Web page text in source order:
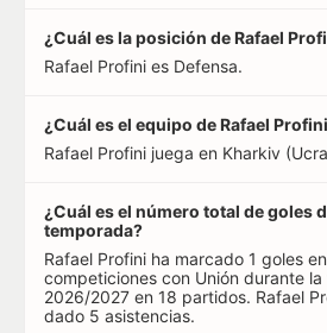
¿Cuál es la posición de Rafael
Rafael Profini es Defensa.
¿Cuál es el equipo de Rafael
Rafael Profini juega en Kharkiv
¿Cuál es el número total de goles
temporada?
Rafael Profini ha marcado 1 goles
competiciones con Unión durante
2026/2027 en 18 partidos. Rafael
dado 5 asistencias.